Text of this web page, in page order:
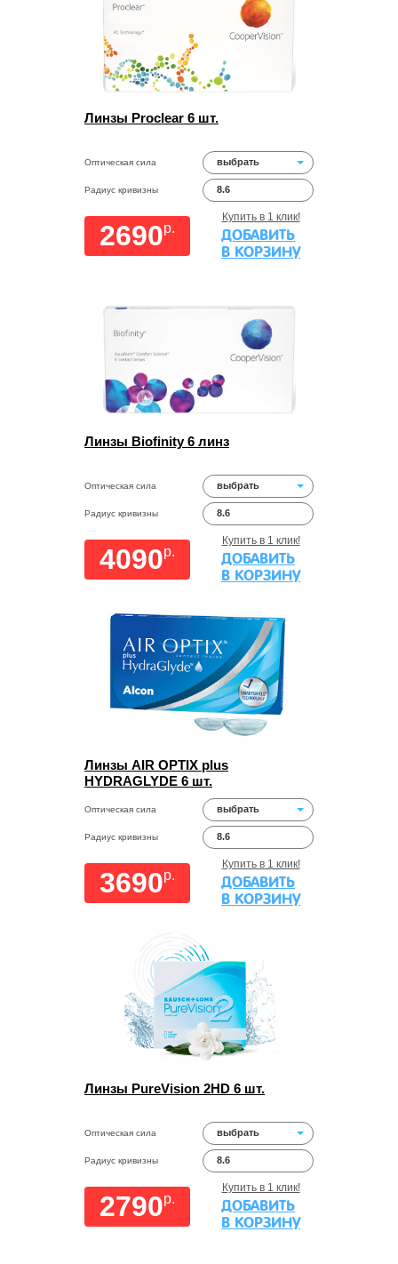
Линзы Proclear 6 шт.
Оптическая сила выбрать
Радиус кривизны 8.6
2690p.
Купить в 1 клик!
ДОБАВИТЬ
В КОРЗИНУ
Линзы Biofinity 6 линз
Оптическая сила выбрать
Радиус кривизны 8.6
4090p.
Купить в 1 клик!
ДОБАВИТЬ
В КОРЗИНУ
Линзы AIR OPTIX plus
HYDRAGLYDE 6 шт.
Оптическая сила выбрать
Радиус кривизны 8.6
3690p.
Купить в 1 клик!
ДОБАВИТЬ
В КОРЗИНУ
Линзы PureVision 2HD 6 шт.
Оптическая сила выбрать
Радиус кривизны 8.6
2790p.
Купить в 1 клик!
ДОБАВИТЬ
В КОРЗИНУ